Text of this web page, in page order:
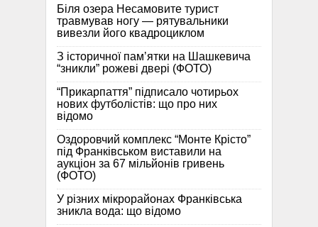
Біля озера Несамовите турист
травмував ногу — рятувальники
вивезли його квадроциклом
З історичної памʼятки на Шашкевича
“зникли” рожеві двері (ФОТО)
“Прикарпаття” підписало чотирьох
нових футболістів: що про них
відомо
Оздоровчий комплекс “Монте Крісто”
під Франківськом виставили на
аукціон за 67 мільйонів гривень
(ФОТО)
У різних мікрорайонах Франківська
зникла вода: що відомо